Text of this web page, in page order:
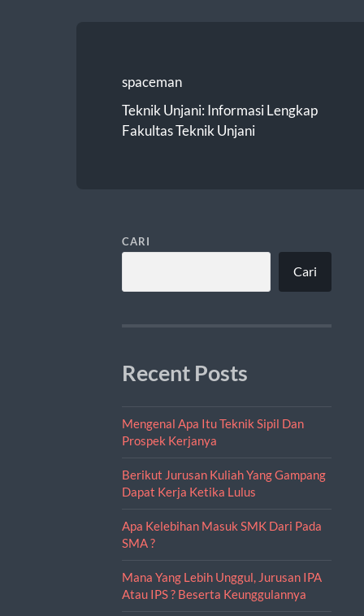
spaceman
Teknik Unjani: Informasi Lengkap
Fakultas Teknik Unjani
CARI
Cari
Recent Posts
Mengenal Apa Itu Teknik Sipil Dan
Prospek Kerjanya
Berikut Jurusan Kuliah Yang Gampang
Dapat Kerja Ketika Lulus
Apa Kelebihan Masuk SMK Dari Pada
SMA ?
Mana Yang Lebih Unggul, Jurusan IPA
Atau IPS ? Beserta Keunggulannya